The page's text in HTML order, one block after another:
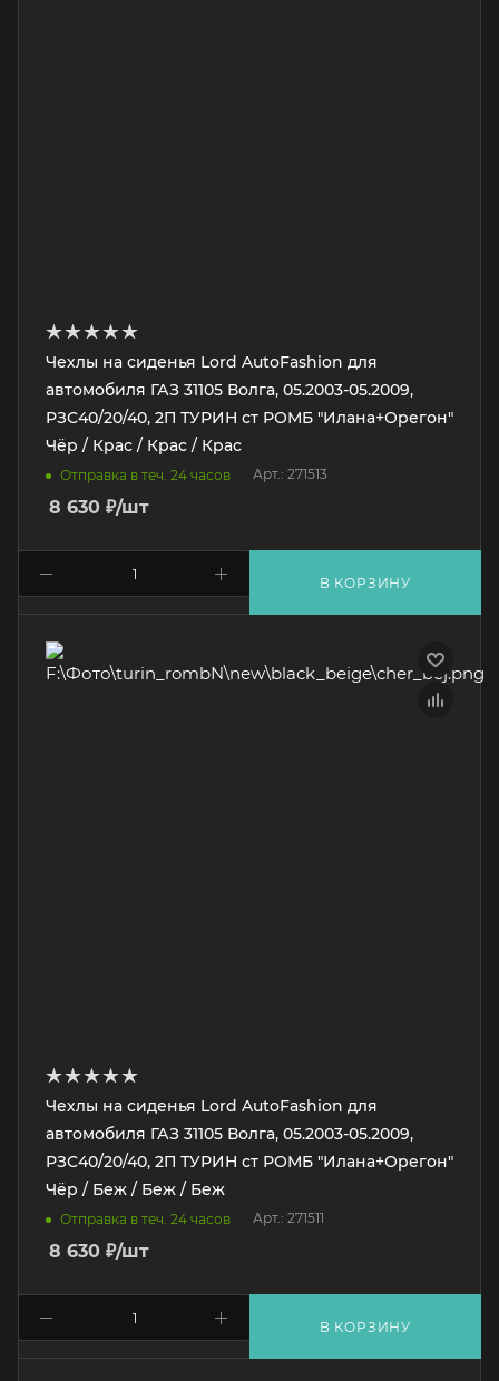
Чехлы на сиденья Lord AutoFashion для
автомобиля ГАЗ 31105 Волга, 05.2003-05.2009,
РЗС40/20/40, 2П ТУРИН ст РОМБ "Илана+Орегон"
Чёр / Крас / Крас / Крас
Отправка в теч. 24 часов Арт.: 271513
8 630 ₽/шт
В КОРЗИНУ
Чехлы на сиденья Lord AutoFashion для
автомобиля ГАЗ 31105 Волга, 05.2003-05.2009,
РЗС40/20/40, 2П ТУРИН ст РОМБ "Илана+Орегон"
Чёр / Беж / Беж / Беж
Отправка в теч. 24 часов Арт.: 271511
8 630 ₽/шт
В КОРЗИНУ